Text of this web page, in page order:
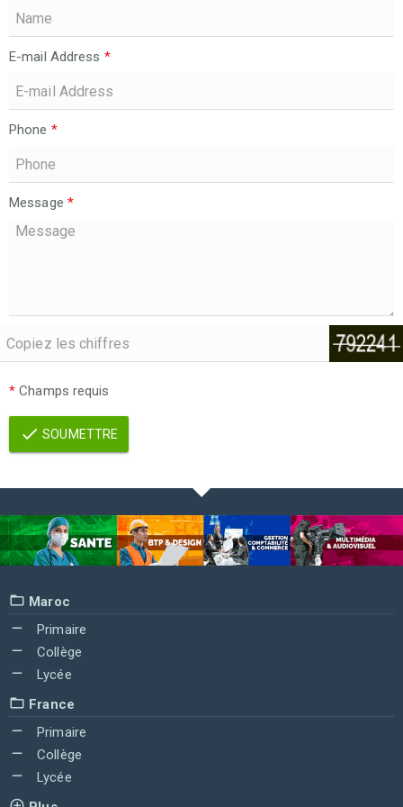
E-mail Address *
Phone *
Message *
* Champs requis
SOUMETTRE
Maroc
Primaire
Collège
Lycée
France
Primaire
Collège
Lycée